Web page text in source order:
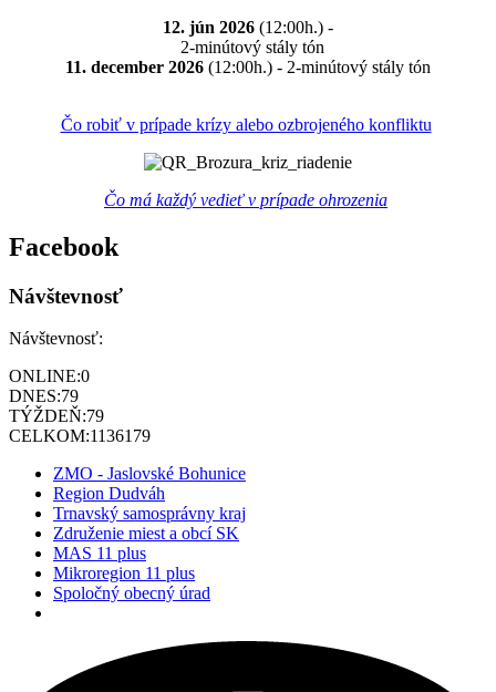
12. jún 2026 (12:00h.) -
2-minútový stály tón
11. december 2026 (12:00h.) - 2-minútový stály tón
Čo robiť v prípade krízy alebo ozbrojeného konfliktu
Čo má každý vedieť v prípade ohrozenia
Facebook
Návštevnosť
Návštevnosť:
ONLINE:0
DNES:79
TÝŽDEŇ:79
CELKOM:1136179
ZMO - Jaslovské Bohunice
Region Dudváh
Trnavský samosprávny kraj
Združenie miest a obcí SK
MAS 11 plus
Mikroregion 11 plus
Spoločný obecný úrad